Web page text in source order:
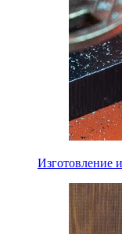
Изготовление